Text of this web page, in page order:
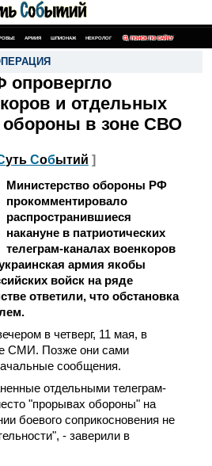
АРМИЯ ШПИОНАЖ НЕКРОЛОГ ПОИСК ПО САЙТУ
и отдельных
в зоне СВО
уть Событий ]
Министерство обороны РФ
прокомментировало
распространившиеся
накануне в патриотических
телеграм-каналах военкоров
армия якобы
войск на ряде
ответили, что обстановка
в четверг, 11 мая, в
СМИ. Позже они сами
сообщения.
отдельными телеграм-
"прорывах обороны" на
боевого соприкосновения не
- заверили в